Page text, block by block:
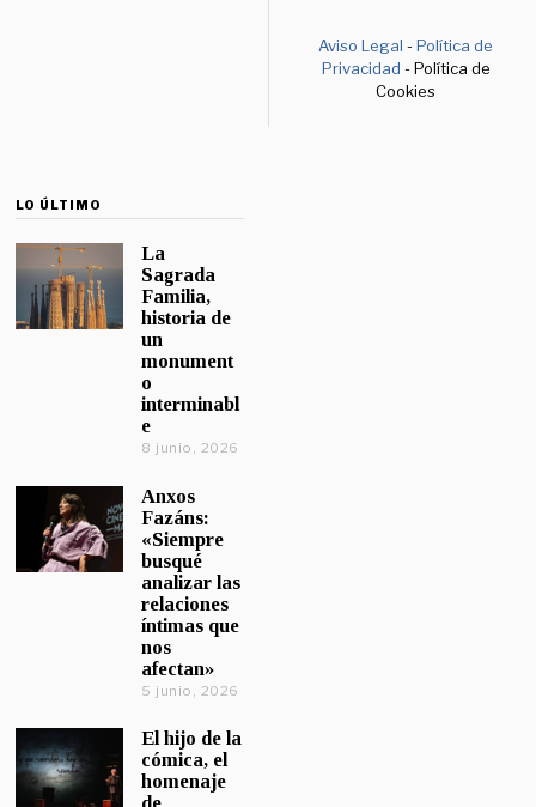
Aviso Legal -Política de
Privacidad - Política de
Cookies
LO ÚLTIMO
La
Sagrada
Familia,
historia de
un
monument
o
interminabl
e
8 junio, 2026
Anxos
Fazáns:
«Siempre
busqué
analizar las
relaciones
íntimas que
nos
afectan»
5 junio, 2026
El hijo de la
cómica, el
homenaje